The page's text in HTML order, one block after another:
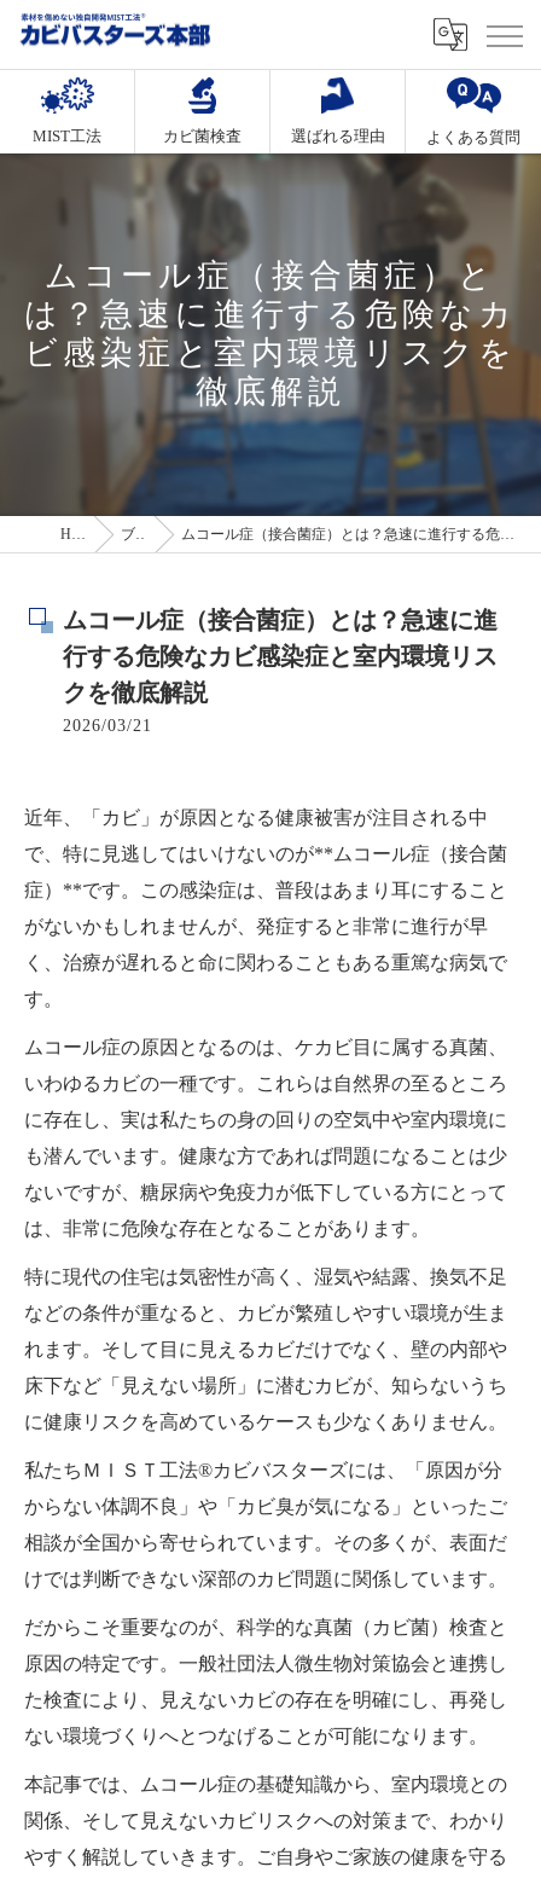
MIST工法 カビ菌検査 選ばれる理由 よくある質問
ムコール症（接合菌症）と
は？急速に進行する危険なカ
ビ感染症と室内環境リスクを
徹底解説
HOME ブログ ムコール症（接合菌症）とは？急速に進行する危険なカビ感染症と室内環境リスクを徹底解説
ムコール症（接合菌症）とは？急速に進
行する危険なカビ感染症と室内環境リス
クを徹底解説
2026/03/21
近年、「カビ」が原因となる健康被害が注目される中
で、特に見逃してはいけないのが**ムコール症（接合菌
症）**です。この感染症は、普段はあまり耳にすること
がないかもしれませんが、発症すると非常に進行が早
く、治療が遅れると命に関わることもある重篤な病気で
す。
ムコール症の原因となるのは、ケカビ目に属する真菌、
いわゆるカビの一種です。これらは自然界の至るところ
に存在し、実は私たちの身の回りの空気中や室内環境に
も潜んでいます。健康な方であれば問題になることは少
ないですが、糖尿病や免疫力が低下している方にとって
は、非常に危険な存在となることがあります。
特に現代の住宅は気密性が高く、湿気や結露、換気不足
などの条件が重なると、カビが繁殖しやすい環境が生ま
れます。そして目に見えるカビだけでなく、壁の内部や
床下など「見えない場所」に潜むカビが、知らないうち
に健康リスクを高めているケースも少なくありません。
私たちＭＩＳＴ工法®カビバスターズには、「原因が分
からない体調不良」や「カビ臭が気になる」といったご
相談が全国から寄せられています。その多くが、表面だ
けでは判断できない深部のカビ問題に関係しています。
だからこそ重要なのが、科学的な真菌（カビ菌）検査と
原因の特定です。一般社団法人微生物対策協会と連携し
た検査により、見えないカビの存在を明確にし、再発し
ない環境づくりへとつなげることが可能になります。
本記事では、ムコール症の基礎知識から、室内環境との
関係、そして見えないカビリスクへの対策まで、わかり
やすく解説していきます。ご自身やご家族の健康を守る